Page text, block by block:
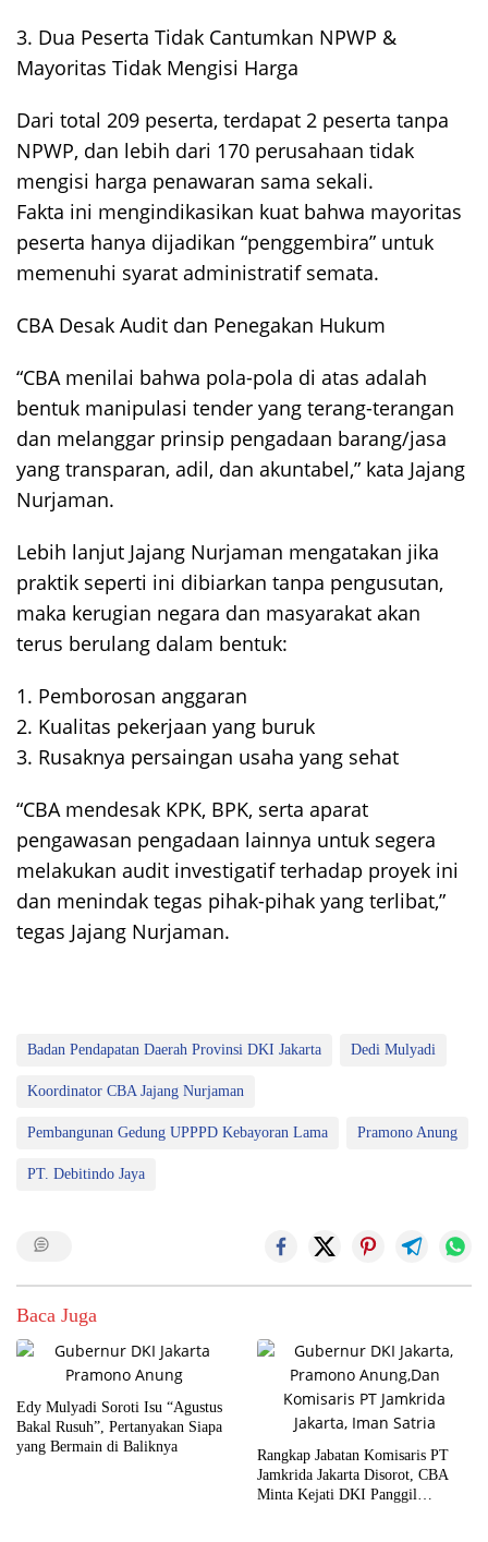
3. Dua Peserta Tidak Cantumkan NPWP &
Mayoritas Tidak Mengisi Harga
Dari total 209 peserta, terdapat 2 peserta tanpa
NPWP, dan lebih dari 170 perusahaan tidak
mengisi harga penawaran sama sekali.
Fakta ini mengindikasikan kuat bahwa mayoritas
peserta hanya dijadikan “penggembira” untuk
memenuhi syarat administratif semata.
CBA Desak Audit dan Penegakan Hukum
“CBA menilai bahwa pola-pola di atas adalah
bentuk manipulasi tender yang terang-terangan
dan melanggar prinsip pengadaan barang/jasa
yang transparan, adil, dan akuntabel,” kata Jajang
Nurjaman.
Lebih lanjut Jajang Nurjaman mengatakan jika
praktik seperti ini dibiarkan tanpa pengusutan,
maka kerugian negara dan masyarakat akan
terus berulang dalam bentuk:
1. Pemborosan anggaran
2. Kualitas pekerjaan yang buruk
3. Rusaknya persaingan usaha yang sehat
“CBA mendesak KPK, BPK, serta aparat
pengawasan pengadaan lainnya untuk segera
melakukan audit investigatif terhadap proyek ini
dan menindak tegas pihak-pihak yang terlibat,”
tegas Jajang Nurjaman.
Badan Pendapatan Daerah Provinsi DKI Jakarta Dedi Mulyadi
Koordinator CBA Jajang Nurjaman
Pembangunan Gedung UPPPD Kebayoran Lama Pramono Anung
PT. Debitindo Jaya
Baca Juga
Edy Mulyadi Soroti Isu “Agustus
Bakal Rusuh”, Pertanyakan Siapa
yang Bermain di Baliknya
Rangkap Jabatan Komisaris PT
Jamkrida Jakarta Disorot, CBA
Minta Kejati DKI Panggil